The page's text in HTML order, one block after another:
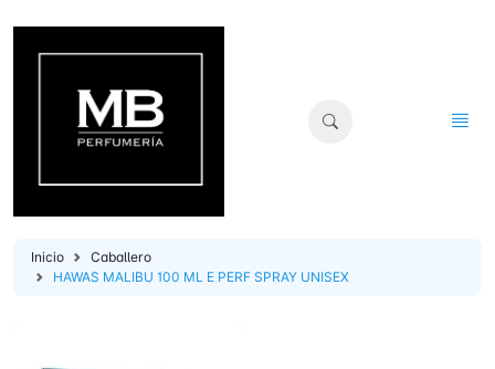
Inicio
Caballero
HAWAS MALIBU 100 ML E PERF SPRAY UNISEX